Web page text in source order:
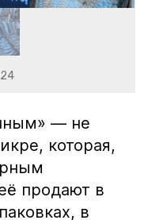
— не
которая,
продают в
в